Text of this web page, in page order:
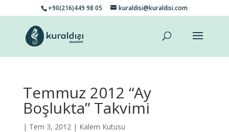
+90(216)449 98 05 kuraldisi@kuraldisi.com
Temmuz 2012 “Ay
Boşlukta” Takvimi
| Tem 3, 2012 | Kalem Kutusu